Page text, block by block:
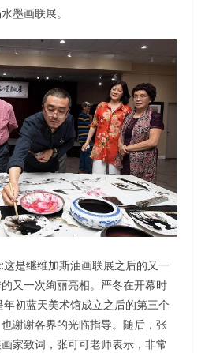
墨画联展。
是继维加斯油画联展之后的又一
又一次绚丽亮相。严冬在开幕时
初蓝天美术馆成立之后的第三个
谢谢各界的光临指导。随后，张
家致词，张可可老师表示，非常